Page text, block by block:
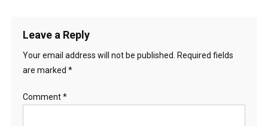
Leave a Reply
Your email address will not be published.
Required fields
are marked *
Comment*